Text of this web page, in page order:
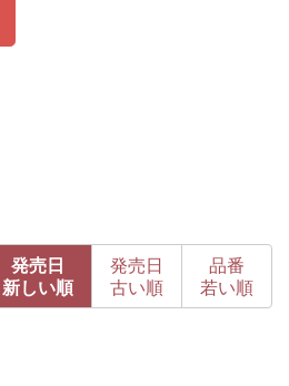
発売日
新しい順
発売日
古い順
品番
若い順